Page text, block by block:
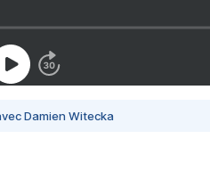
Damien Witecka